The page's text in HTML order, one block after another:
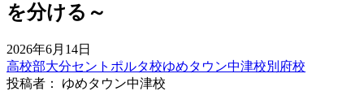
を分ける～
2026年6月14日
高校部大分セントポルタ校ゆめタウン中津校別府校
投稿者： ゆめタウン中津校